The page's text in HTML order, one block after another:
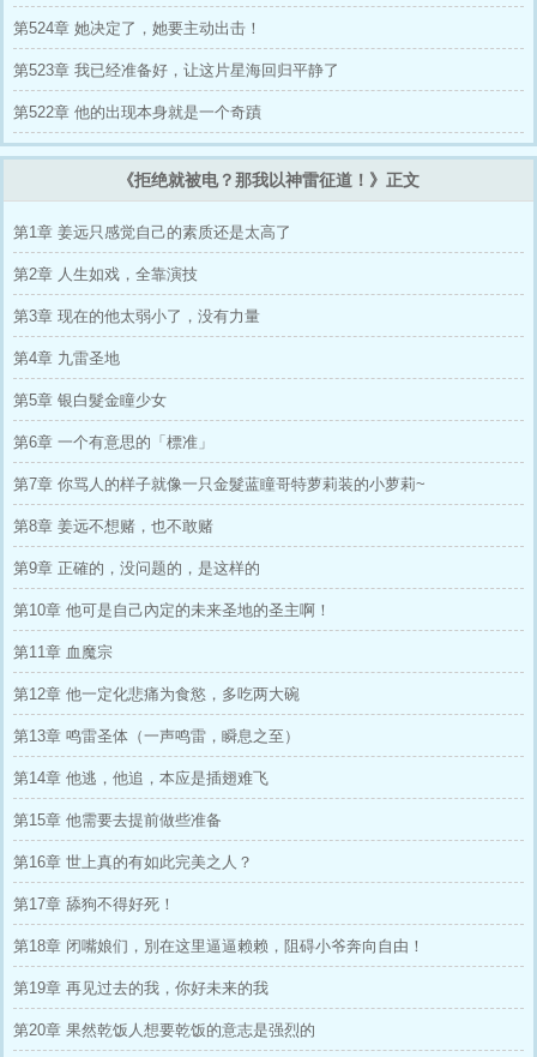
第524章 她决定了，她要主动出击！
第523章 我已经准备好，让这片星海回归平静了
第522章 他的出现本身就是一个奇蹟
《拒绝就被电？那我以神雷征道！》正文
第1章 姜远只感觉自己的素质还是太高了
第2章 人生如戏，全靠演技
第3章 现在的他太弱小了，没有力量
第4章 九雷圣地
第5章 银白髮金瞳少女
第6章 一个有意思的「標准」
第7章 你骂人的样子就像一只金髮蓝瞳哥特萝莉装的小萝莉~
第8章 姜远不想赌，也不敢赌
第9章 正確的，没问题的，是这样的
第10章 他可是自己內定的未来圣地的圣主啊！
第11章 血魔宗
第12章 他一定化悲痛为食慾，多吃两大碗
第13章 鸣雷圣体（一声鸣雷，瞬息之至）
第14章 他逃，他追，本应是插翅难飞
第15章 他需要去提前做些准备
第16章 世上真的有如此完美之人？
第17章 舔狗不得好死！
第18章 闭嘴娘们，別在这里逼逼赖赖，阻碍小爷奔向自由！
第19章 再见过去的我，你好未来的我
第20章 果然乾饭人想要乾饭的意志是强烈的